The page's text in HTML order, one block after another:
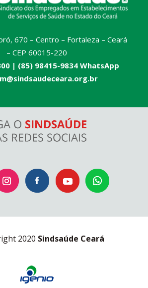
670 – Centro – Fortaleza – Ceará
– CEP 60015-220
| (85) 98415-9834 WhatsApp
2020 Sindsaúde Ceará